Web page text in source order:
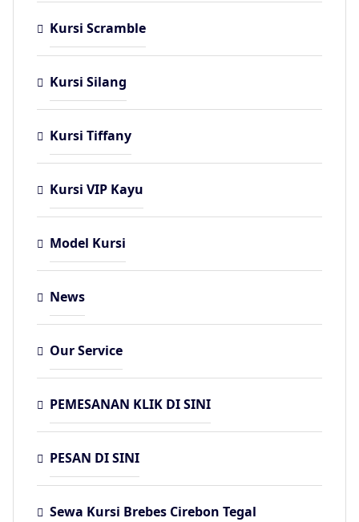
Kursi Scramble
Kursi Silang
Kursi Tiffany
Kursi VIP Kayu
Model Kursi
News
Our Service
PEMESANAN KLIK DI SINI
PESAN DI SINI
Sewa Kursi Brebes Cirebon Tegal